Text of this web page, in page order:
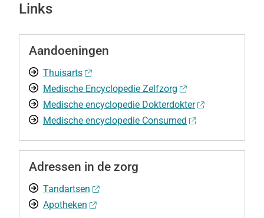
Links
Aandoeningen
Thuisarts
Medische Encyclopedie Zelfzorg
Medische encyclopedie Dokterdokter
Medische encyclopedie Consumed
Adressen in de zorg
Tandartsen
Apotheken